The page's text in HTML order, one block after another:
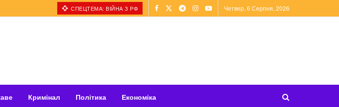
СПЕЦТЕМА: ВІЙНА З РФ Четвер, 6 Серпня, 2026
Кримінал Політика Економіка